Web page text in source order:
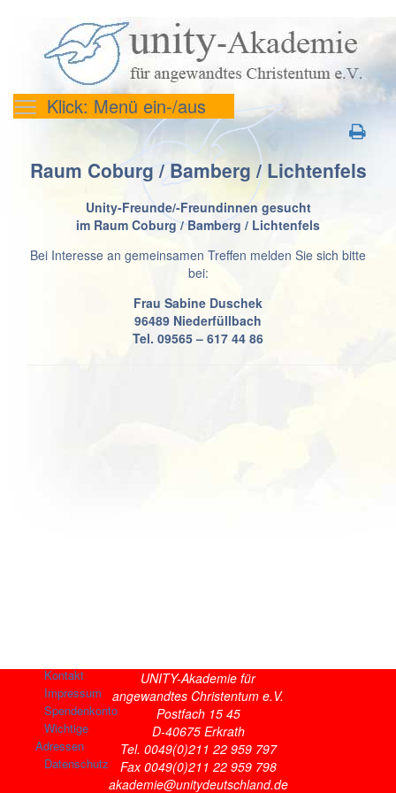
UNITY-Akademie für
angewandtes Christentum e.V.
Postfach 15 45
D-40675 Erkrath
Tel. 0049(0)211 22 959 797
Fax 0049(0)211 22 959 798
akademie@unitydeutschland.de
Kontakt
Impressum
Spendenkonto
Wichtige
Adressen
Datenschutz
Klick: Menü ein-/aus
Raum Coburg / Bamberg / Lichtenfels
Unity-Freunde/-Freundinnen gesucht
im Raum Coburg / Bamberg / Lichtenfels
Bei Interesse an gemeinsamen Treffen melden Sie sich bitte
bei:
Frau Sabine Duschek
96489 Niederfüllbach
Tel. 09565 – 617 44 86